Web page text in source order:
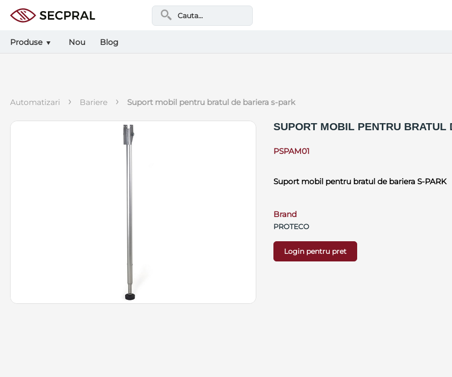
Produse Nou Blog
automatizari › bariere › suport mobil pentru bratul de bariera s-park
SUPORT MOBIL PENTRU BRATUL
PSPAM01
Suport mobil pentru bratul de bariera S-PARK
Brand
PROTECO
Login pentru pret